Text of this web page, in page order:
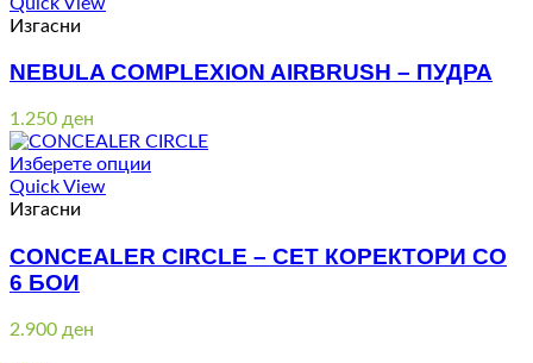
Изгасни
NEBULA COMPLEXION AIRBRUSH – ПУДРА
1.250 ден
Изберете опции
Quick View
Изгасни
CONCEALER CIRCLE – СЕТ КОРЕКТОРИ СО
6 БОИ
2.900 ден